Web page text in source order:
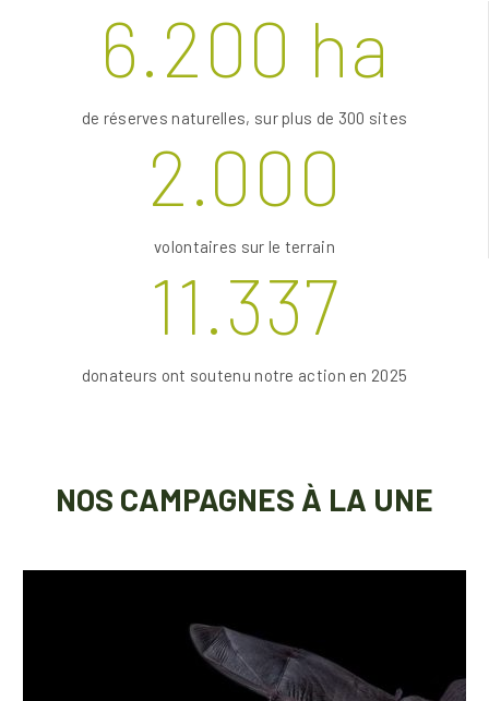
6.200 ha
de réserves naturelles, sur plus de 300 sites
2.000
volontaires sur le terrain
11.337
donateurs ont soutenu notre action en 2025
NOS CAMPAGNES À LA UNE